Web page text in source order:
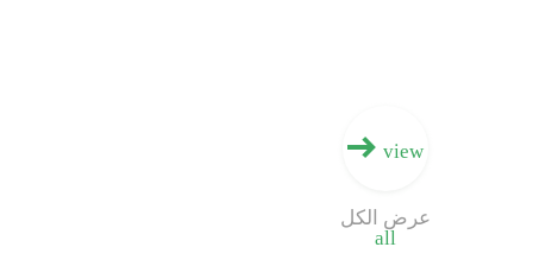
view
all
عرض الكل